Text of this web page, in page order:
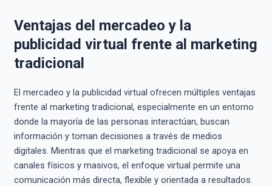
Ventajas del mercadeo y la
publicidad virtual frente al marketing
tradicional
El mercadeo y la publicidad virtual ofrecen múltiples ventajas
frente al marketing tradicional, especialmente en un entorno
donde la mayoría de las personas interactúan, buscan
información y toman decisiones a través de medios
digitales. Mientras que el marketing tradicional se apoya en
canales físicos y masivos, el enfoque virtual permite una
comunicación más directa, flexible y orientada a resultados.